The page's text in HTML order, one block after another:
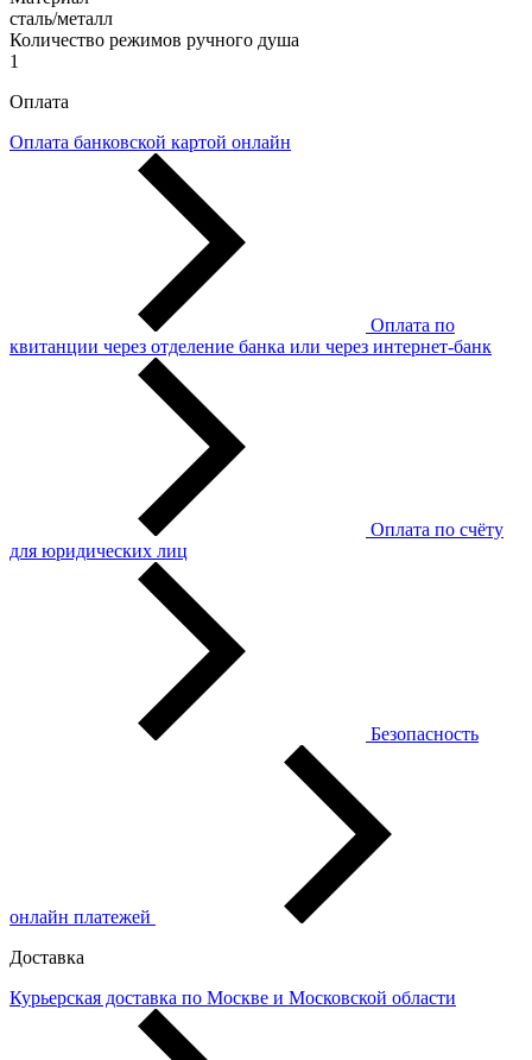
сталь/металл
Количество режимов ручного душа
1
Оплата
Оплата банковской картой онлайн
Оплата по
квитанции через отделение банка или через интернет-банк
Оплата по счёту
для юридических лиц
Безопасность
онлайн платежей
Доставка
Курьерская доставка по Москве и Московской области